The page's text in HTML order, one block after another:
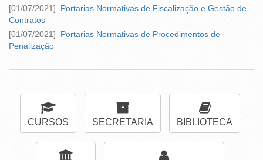
[01/07/2021]
Portarias Normativas de Fiscalização e Gestão de
Contratos
[01/07/2021]
Portarias Normativas de Procedimentos de
Penalização
CURSOS SECRETARIA BIBLIOTECA